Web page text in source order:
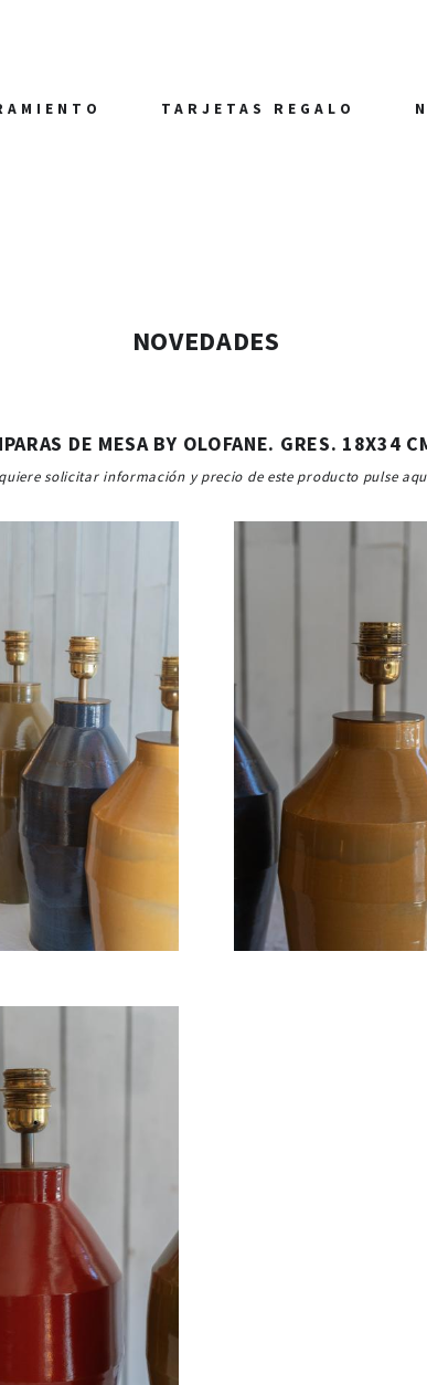
TARJETAS REGALO
NOVEDADES
DE MESA BY OLOFANE. GRES. 18X34
solicitar información y precio de este producto pulse